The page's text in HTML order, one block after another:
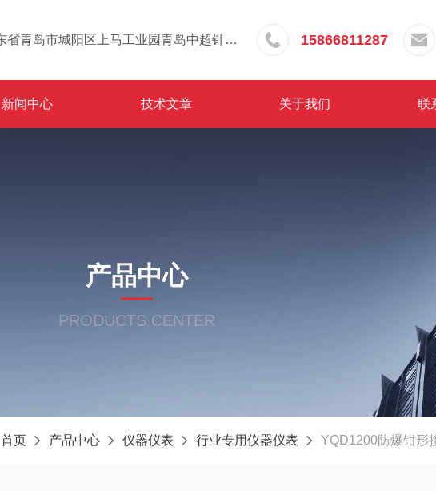
山东省青岛市城阳区上马工业园青岛中超针织有限公司院内东办公楼三层 15866811287
新闻中心 技术文章 关于我们 联
产品中心
PRODUCTS CENTER
首页 产品中心 仪器仪表 行业专用仪器仪表 YQD1200防爆钳形接